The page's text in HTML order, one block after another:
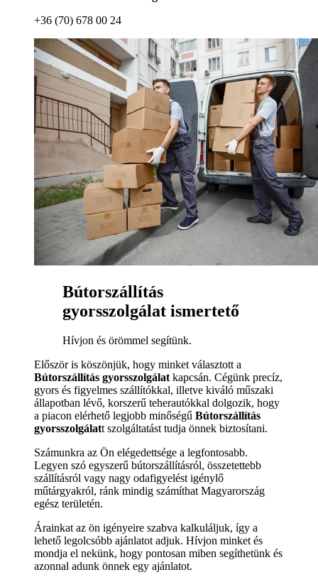
+36 (70) 678 00 24
Bútorszállítás
gyorsszolgálat ismertető
Hívjon és örömmel segítünk.
Először is köszönjük, hogy minket választott a
Bútorszállítás gyorsszolgálatkapcsán. Cégünk precíz,
gyors és figyelmes szállítókkal, illetve kiváló műszaki
állapotban lévő, korszerű teherautókkal dolgozik, hogy
a piacon elérhető legjobb minőségű Bútorszállítás
gyorsszolgálatt szolgáltatást tudja önnek biztosítani.
Számunkra az Ön elégedettsége a legfontosabb.
Legyen szó egyszerű bútorszállításról, összetettebb
szállításról vagy nagy odafigyelést igénylő
műtárgyakról, ránk mindig számíthat Magyarország
egész területén.
Árainkat az ön igényeire szabva kalkuláljuk, így a
lehető legolcsóbb ajánlatot adjuk. Hívjon minket és
mondja el nekünk, hogy pontosan miben segíthetünk és
azonnal adunk önnek egy ajánlatot.